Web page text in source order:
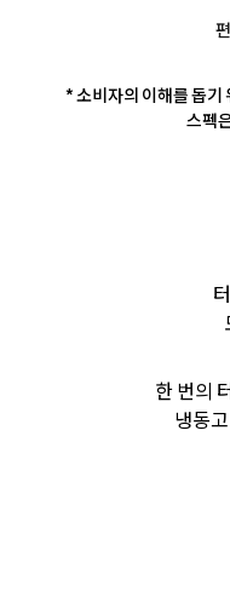
* 소비자의 이해를 돕기
스펙
한 번의
냉동